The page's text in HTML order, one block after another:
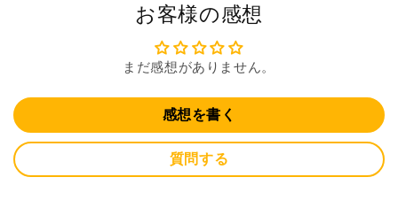
お客様の感想
まだ感想がありません。
感想を書く
質問する